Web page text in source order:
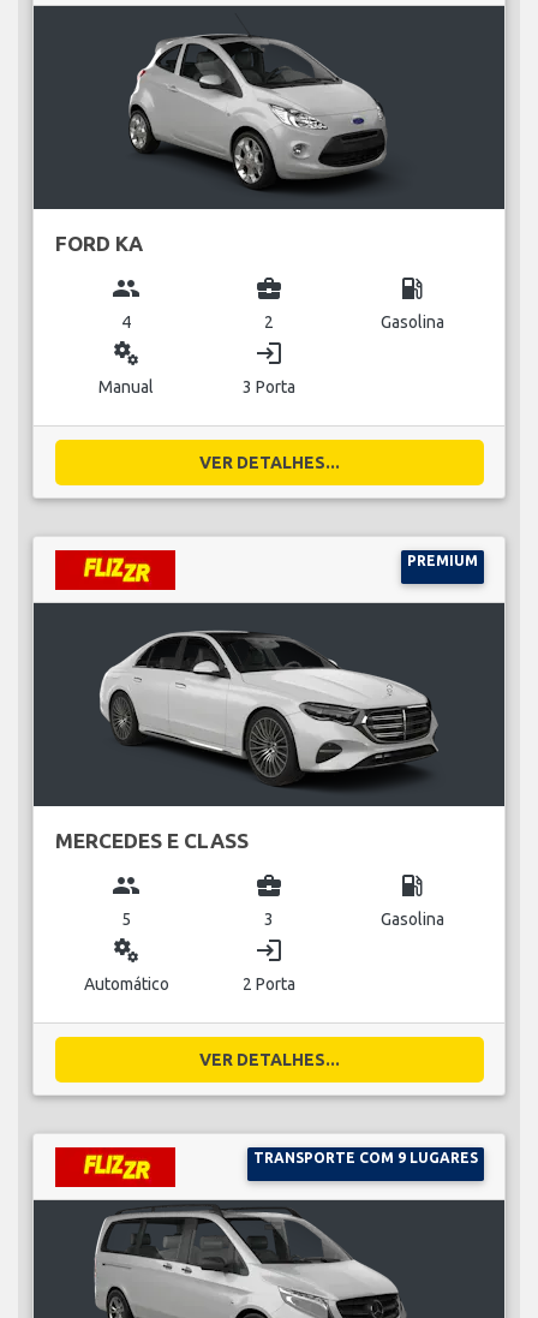
FORD KA
group
4
business_center
2
local_gas_station
Gasolina
miscellaneous_services
Manual
login
3 Porta
VER DETALHES...
PREMIUM
MERCEDES E CLASS
group
5
business_center
3
local_gas_station
Gasolina
miscellaneous_services
Automático
login
2 Porta
VER DETALHES...
TRANSPORTE COM 9 LUGARES